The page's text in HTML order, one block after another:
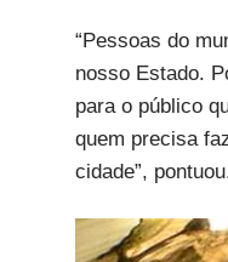
“Pessoas do
nosso Estado.
para o público
quem precisa
cidade”,